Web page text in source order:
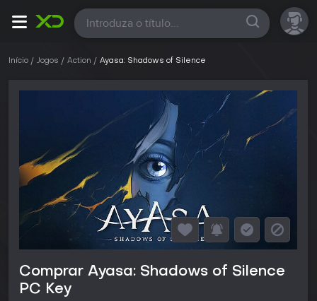
Todas
Início Jogos Action Ayasa: Shadows of Silence
Comprar Ayasa: Shadows of Silence
PC Key